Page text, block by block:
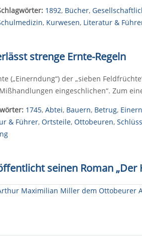
1892, Bücher,
, Kurwesen, Literatur &
strenge Ernte-Regeln
(„Einerndung“) der „sieben
eingeschlichen“. Zum
1745, Abtei, Bauern, Betrug,
& Führer, Ortsteile, Ottobeuren,
seinen Roman „Der